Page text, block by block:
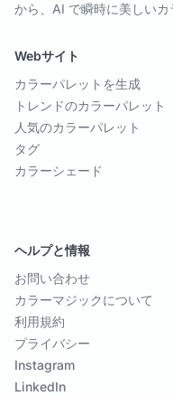
から、AI で瞬時に美しいカ
Webサイト
カラーパレットを生成
トレンドのカラーパレット
人気のカラーパレット
タグ
カラーシェード
ヘルプと情報
お問い合わせ
カラーマジックについて
利用規約
プライバシー
Instagram
LinkedIn